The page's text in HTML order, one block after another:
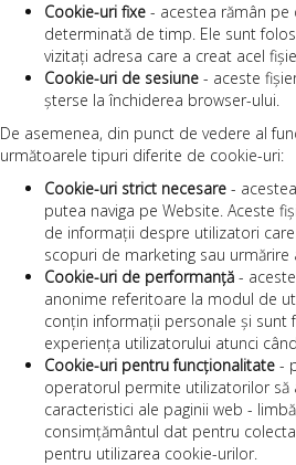
Cookie-uri fixe - acestea rămân
determinată de timp. Ele sunt
vizitați adresa care a creat acel
Cookie-uri de sesiune - aceste
șterse la închiderea browser-ului.
De asemenea, din punct de vedere al
următoarele tipuri diferite de cookie-uri:
Cookie-uri strict necesare -
putea naviga pe Website. Aceste
de informații despre utilizatori
scopuri de marketing sau
Cookie-uri de performanță -
anonime referitoare la modul de
conțin informații personale și sunt
experiența utilizatorului atunci
Cookie-uri pentru funcționalitate -
operatorul permite utilizatorilor să
caracteristici ale paginii web -
consimțământul dat pentru
pentru utilizarea cookie-urilor.